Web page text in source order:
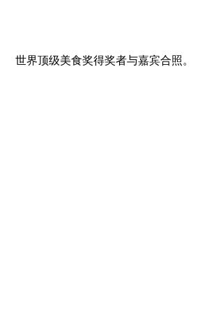
世界顶级美食奖得奖者与嘉宾合照。